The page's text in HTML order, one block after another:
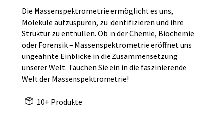
Die Massenspektrometrie ermöglicht es uns,
Moleküle aufzuspüren, zu identifizieren und ihre
Struktur zu enthüllen. Ob in der Chemie, Biochemie
oder Forensik – Massenspektrometrie eröffnet uns
ungeahnte Einblicke in die Zusammensetzung
unserer Welt. Tauchen Sie ein in die faszinierende
Welt der Massenspektrometrie!
10+ Produkte